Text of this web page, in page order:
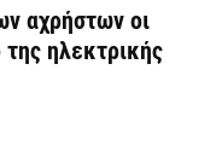
αχρήστων οι
ηλεκτρικής